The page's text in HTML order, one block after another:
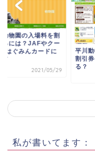
動物園の入場料を割
るには？JAFやクー
･はぐみんカードに
て
2021/05/29
平川
割引
る？
私が書いてます：